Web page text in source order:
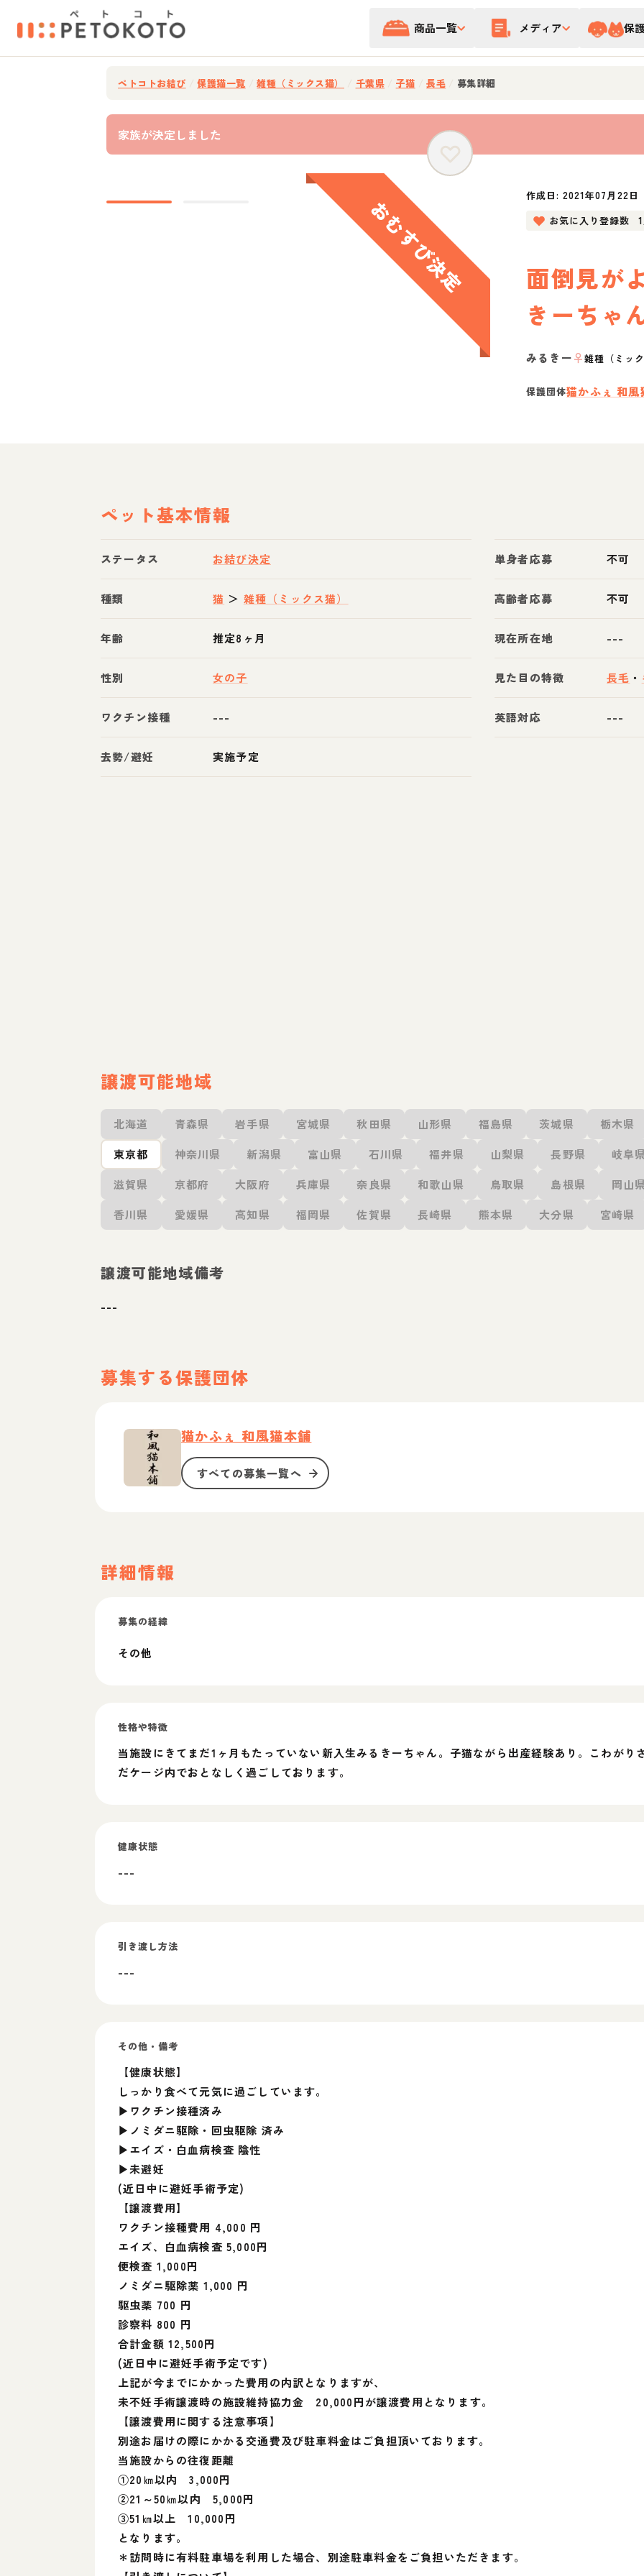
商品一覧 メディア 保
ペトコトお結び 保護猫一覧 雑種（ミックス猫） 千葉県 子猫 長毛 募集詳細
家族が決定しました
作成日:2021年07月22日
お気に入り登録数
面倒見が
きーちゃ
みるきー♀雑種（ミッ
保護団体猫かふぇ 和風
ペット基本情報
ステータス お結び決定
種類 猫 ＞ 雑種（ミックス猫）
年齢 推定8ヶ月
性別 女の子
ワクチン接種 ---
去勢/避妊 実施予定
単身者応募 不可
高齢者応募 不可
現在所在地 ---
見た目の特徴 長毛 ・
英語対応 ---
譲渡可能地域
北海道 青森県 岩手県 宮城県 秋田県 山形県 福島県 茨城県
栃木県
東京都
神奈川県 新潟県 富山県 石川県 福井県 山梨県 長野県
岐阜
滋賀県
京都府 大阪府 兵庫県 奈良県 和歌山県 鳥取県 島根県
岡山
香川県
愛媛県 高知県 福岡県 佐賀県 長崎県 熊本県 大分県 宮崎県
譲渡可能地域備考
---
募集する保護団体
猫かふぇ 和風猫本舗
すべての募集一覧へ
詳細情報
募集の経緯
その他
性格や特徴
当施設にきてまだ1ヶ月もたっていない新入生みるきーちゃん。子猫ながら出産経験あり。こわが
だケージ内でおとなしく過ごしております。
健康状態
---
引き渡し方法
---
その他・備考
【健康状態】
しっかり食べて元気に過ごしています。
▶︎ワクチン接種済み
▶︎ノミダニ駆除・回虫駆除 済み
▶エイズ・白血病検査 陰性
▶未避妊
(近日中に避妊手術予定)
【譲渡費用】
ワクチン接種費用 4,000 円
エイズ、白血病検査 5,000円
便検査 1,000円
ノミダニ駆除薬 1,000 円
駆虫薬 700 円
診察料 800 円
合計金額 12,500円
(近日中に避妊手術予定です)
上記が今までにかかった費用の内訳となりますが、
未不妊手術譲渡時の施設維持協力金 20,000円が譲渡費用となります。
【譲渡費用に関する注意事項】
別途お届けの際にかかる交通費及び駐車料金はご負担頂いております。
当施設からの往復距離
①20㎞以内 3,000円
②21～50㎞以内 5,000円
③51㎞以上 10,000円
となります。
＊訪問時に有料駐車場を利用した場合、別途駐車料金をご負担いただきます。